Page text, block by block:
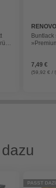
RENOVO
Buntlack
7,49 €
(59,92 € /
PASST